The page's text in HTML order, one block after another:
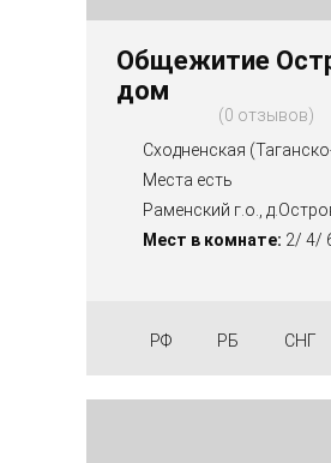
Общежитие
дом
0 отзывов
Сходненская
Места есть
Раменский г.о.,
Мест в комнате: 2/ 4/
РФ РБ СНГ